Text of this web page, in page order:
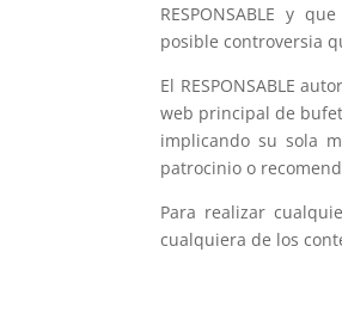
RESPONSABLE y
posible controversia
El RESPONSABLE
web principal de
implicando su sola
patrocinio o
Para realizar
cualquiera de los